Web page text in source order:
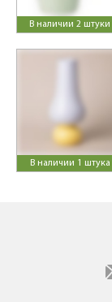
В наличии 2 штуки
В наличии 1 штука